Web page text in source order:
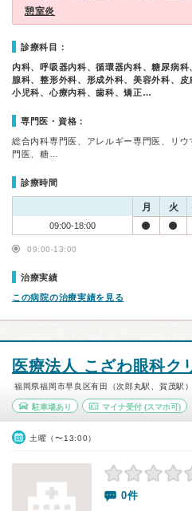
憩室炎
診療科目：
内科、呼吸器内科、循環器内科、糖尿病
腺科、整形外科、形成外科、美容外科、皮
小児科、心療内科、歯科、矯正…
専門医・資格：
総合内科専門医、アレルギー専門医、リ
門医、糖…
診療時間
月 火
09:00-18:00
09:00-13:00
治療実績
この病院の治療実績を見る
医療法人 こざわ眼科ク
福岡県福岡市早良区有田（次郎丸駅、賀茂駅）
駐車場あり マイナ受付(スマホ可)
土曜（〜13:00）
0件